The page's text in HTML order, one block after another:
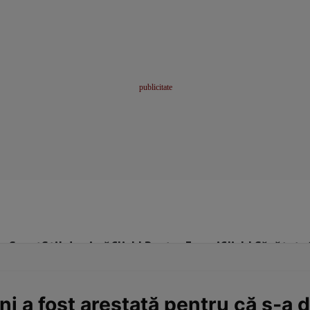
SportStil de viațăClick! Pentru FemeiClick! Sănătate
a fost arestată pentru că s-a